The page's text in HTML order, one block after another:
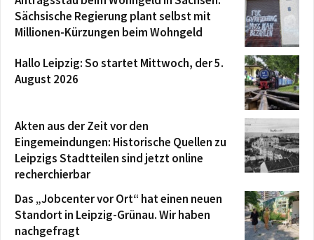
Sächsische Regierung plant selbst mit
Millionen-Kürzungen beim Wohngeld
Hallo Leipzig: So startet Mittwoch, der 5.
August 2026
Akten aus der Zeit vor den
Eingemeindungen: Historische Quellen zu
Leipzigs Stadtteilen sind jetzt online
recherchierbar
Das „Jobcenter vor Ort“ hat einen neuen
Standort in Leipzig-Grünau. Wir haben
nachgefragt